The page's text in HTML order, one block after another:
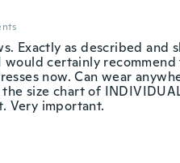
Exactly as described and
would certainly recommend
now. Can wear
size chart of
Very important.